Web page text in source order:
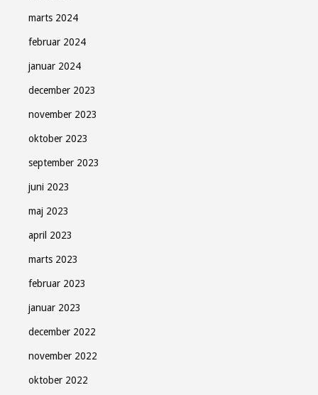
marts 2024
februar 2024
januar 2024
december 2023
november 2023
oktober 2023
september 2023
juni 2023
maj 2023
april 2023
marts 2023
februar 2023
januar 2023
december 2022
november 2022
oktober 2022